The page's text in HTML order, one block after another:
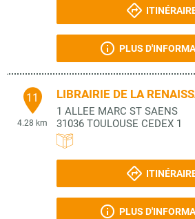
PLUS
11
4.28 km
LIBRAIRIE DE LA
1 ALLEE MARC ST SAENS
31036 TOULOUSE CEDEX 1
PLUS